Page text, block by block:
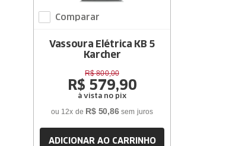
Comparar
Vassoura Elétrica KB 5
Karcher
R$ 800,00
R$ 579,90
à vista no pix
ou 12x de R$ 50,86 sem juros
ADICIONAR AO CARRINHO